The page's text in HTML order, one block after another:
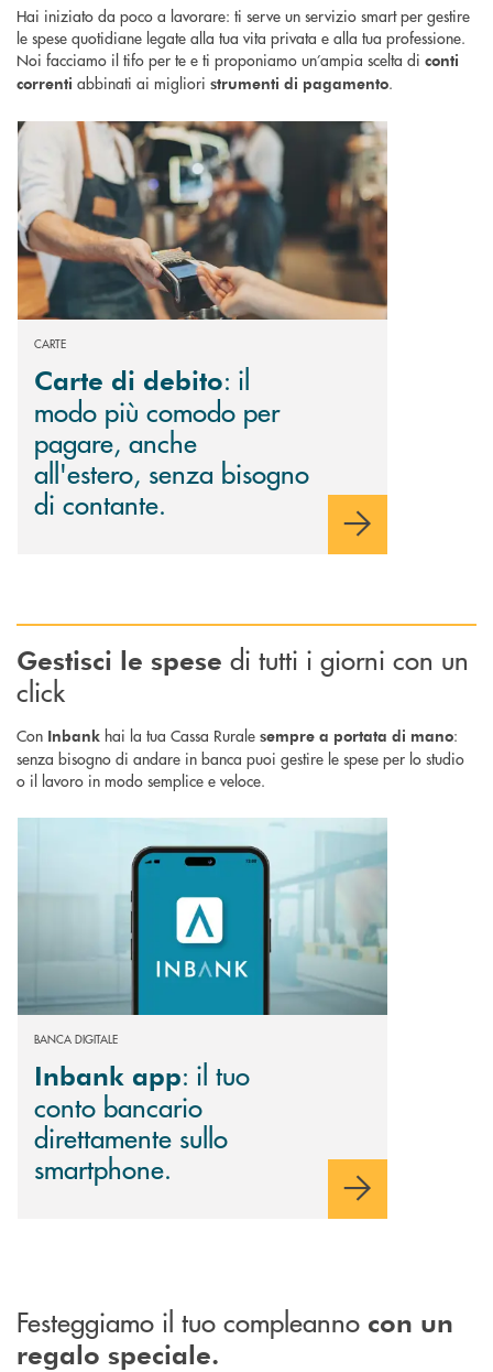
Hai iniziato da poco a lavorare: ti serve un servizio smart per gestire
le spese quotidiane legate alla tua vita privata e alla tua professione.
Noi facciamo il tifo per te e ti proponiamo un’ampia scelta di conti
correnti abbinati ai migliori strumenti di pagamento.
Scopri di più Carte di debito : il modo più comodo per pagare, anche
CARTE
Carte di debito: il
modo più comodo per
pagare, anche
all'estero, senza bisogno
di contante.
Gestisci le spese di tutti i giorni con un
click
Con Inbank hai la tua Cassa Rurale sempre a portata di mano:
senza bisogno di andare in banca puoi gestire le spese per lo studio
o il lavoro in modo semplice e veloce.
Scopri di più Inbank app : il tuo conto bancario direttamente sullo
BANCA DIGITALE
Inbank app: il tuo
conto bancario
direttamente sullo
smartphone.
Festeggiamo il tuo compleanno con un
regalo speciale.